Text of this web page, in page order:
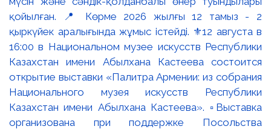
қойылған. 📍 Көрме 2026 жылғы 12 тамыз - 2
қыркүйек аралығында жұмыс істейді. ⚜️12 августа в
16:00 в Национальном музее искусств Республики
Казахстан имени Абылхана Кастеева состоится
открытие выставки «Палитра Армении: из собрания
Национального музея искусств Республики
Казахстан имени Абылхана Кастеева». ▫️Выставка
организована при поддержке Посольства